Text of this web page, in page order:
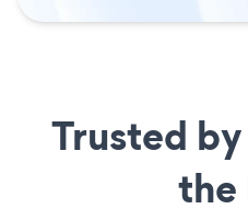
Trusted
the